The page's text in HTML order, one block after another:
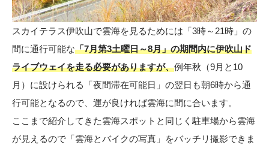
スカイテラス伊吹山で雲海を見るためには「3時～21時」の
間に通行可能な「7月第3土曜日～8月」の期間内に伊吹山ド
ライブウェイを走る必要がありますが、例年秋（9月と10
月）に設けられる「夜間滞在可能日」の翌日も朝6時から通
行可能となるので、運が良ければ雲海に間に合います。
ここまで紹介してきた雲海スポットと同じく駐車場から雲海
が見えるので「雲海とバイクの写真」をバッチリ撮影できま